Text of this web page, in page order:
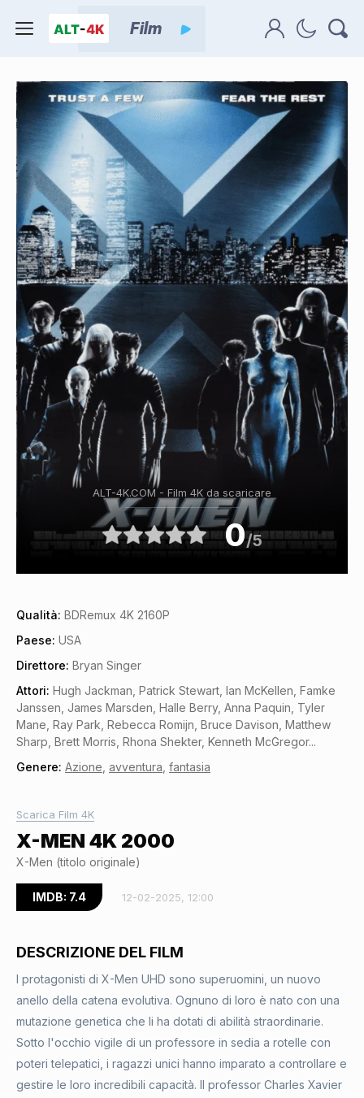
ALT-4K.COM - Film 4K da scaricare
0/5
Qualità: BDRemux 4K 2160P
Paese: USA
Direttore: Bryan Singer
Attori: Hugh Jackman, Patrick Stewart, Ian McKellen, Famke
Janssen, James Marsden, Halle Berry, Anna Paquin, Tyler
Mane, Ray Park, Rebecca Romijn, Bruce Davison, Matthew
Sharp, Brett Morris, Rhona Shekter, Kenneth McGregor...
Genere: Azione avventura fantasia
Scarica Film 4K
X-MEN 4K 2000
X-Men (titolo originale)
IMDB: 7.4 12-02-2025, 12:00
DESCRIZIONE DEL FILM
I protagonisti di X-Men UHD sono superuomini, un nuovo
anello della catena evolutiva. Ognuno di loro è nato con una
mutazione genetica che li ha dotati di abilità straordinarie.
Sotto l'occhio vigile di un professore in sedia a rotelle con
poteri telepatici, i ragazzi unici hanno imparato a controllare e
gestire le loro incredibili capacità. Il professor Charles Xavier